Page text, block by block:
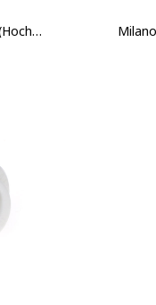
Milano - Küken Leitungswasser (Hochdruck)